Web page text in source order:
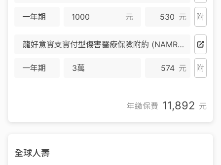
一年期 元 530 元 附
龍好意實支實付型傷害醫療保險附約 (NAMR) (停售)
一年期 3萬 574 元 附
年繳保費 11,892 元
全球人壽